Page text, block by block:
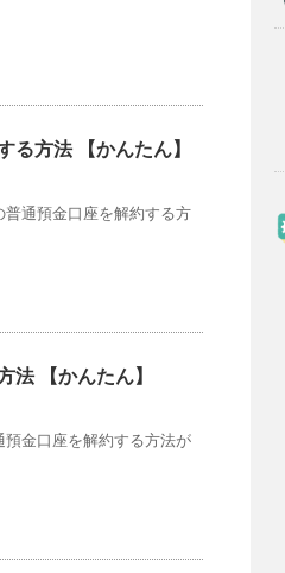
る方法 【かんたん】
普通預金口座を解約する方
法 【かんたん】
預金口座を解約する方法が